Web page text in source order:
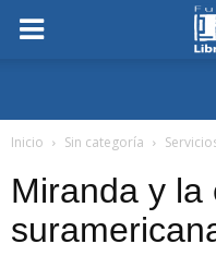
Inicio Sin categoría
Miranda y la